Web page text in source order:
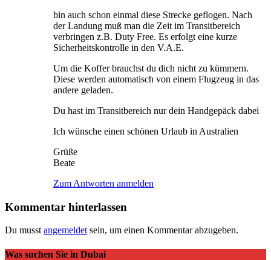
bin auch schon einmal diese Strecke geflogen. Nach
der Landung muß man die Zeit im Transitbereich
verbringen z.B. Duty Free. Es erfolgt eine kurze
Sicherheitskontrolle in den V.A.E.
Um die Koffer brauchst du dich nicht zu kümmern.
Diese werden automatisch von einem Flugzeug in das
andere geladen.
Du hast im Transitbereich nur dein Handgepäck dabei
Ich wünsche einen schönen Urlaub in Australien
Grüße
Beate
Zum Antworten anmelden
Kommentar hinterlassen
Du musst angemeldet sein, um einen Kommentar abzugeben.
Was suchen Sie in Dubai